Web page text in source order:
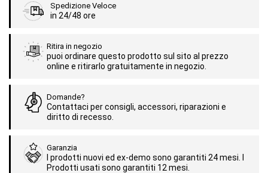
Spedizione Veloce
in 24/48 ore
Ritira in negozio
puoi ordinare questo prodotto sul sito al prezzo
online e ritirarlo gratuitamente in negozio.
Domande?
Contattaci per consigli, accessori, riparazioni e
diritto di recesso.
Garanzia
I prodotti nuovi ed ex-demo sono garantiti 24 mesi. I
Prodotti usati sono garantiti 12 mesi.